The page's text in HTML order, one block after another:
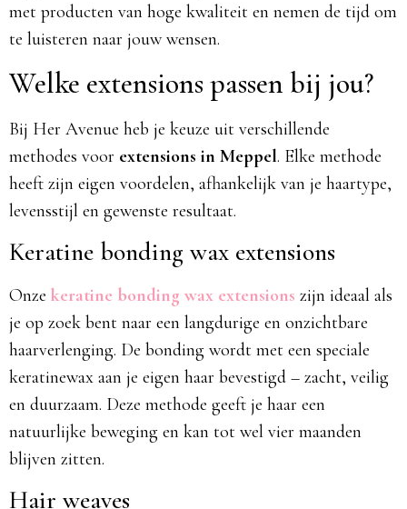
met producten van hoge kwaliteit en nemen de tijd om
te luisteren naar jouw wensen.
Welke extensions passen bij jou?
Bij Her Avenue heb je keuze uit verschillende
methodes voor extensions in Meppel. Elke methode
heeft zijn eigen voordelen, afhankelijk van je haartype,
levensstijl en gewenste resultaat.
Keratine bonding wax extensions
Onze keratine bonding wax extensions zijn ideaal als
je op zoek bent naar een langdurige en onzichtbare
haarverlenging. De bonding wordt met een speciale
keratinewax aan je eigen haar bevestigd – zacht, veilig
en duurzaam. Deze methode geeft je haar een
natuurlijke beweging en kan tot wel vier maanden
blijven zitten.
Hair weaves